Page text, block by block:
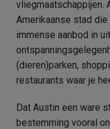
vliegmaatschappijen.
Amerikaanse stad
immense aanbod in
(dieren)parken,
restaurants waar je
Dat Austin een ware
bestemming vooral